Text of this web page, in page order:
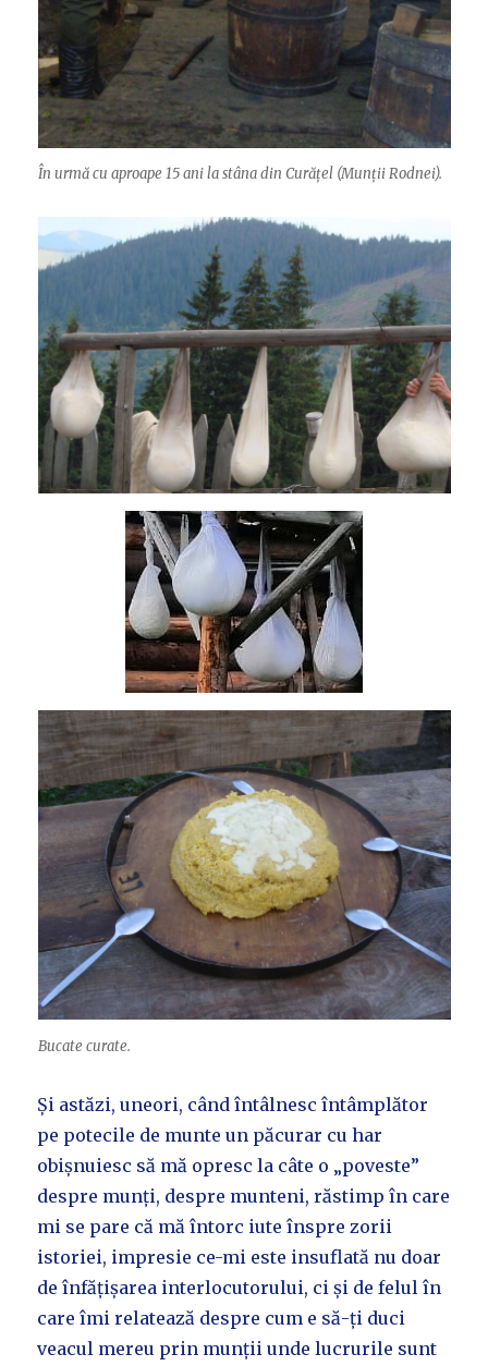
În urmă cu aproape 15 ani la stâna din Curățel (Munții Rodnei).
Bucate curate.
Și astăzi, uneori, când întâlnesc întâmplător
pe potecile de munte un păcurar cu har
obișnuiesc să mă opresc la câte o „poveste”
despre munți, despre munteni, răstimp în care
mi se pare că mă întorc iute înspre zorii
istoriei, impresie ce-mi este insuflată nu doar
de înfățișarea interlocutorului, ci și de felul în
care îmi relatează despre cum e să-ți duci
veacul mereu prin munții unde lucrurile sunt